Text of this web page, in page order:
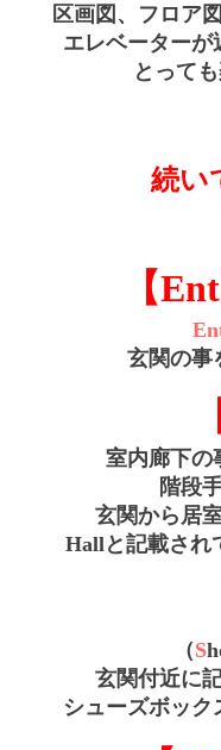
区画図、フロア
エレベーターが
とって
続い
【
玄関の事
室内廊下の
階段
玄関から居
Hallと記載され
（S
玄関付近に
シューズボック